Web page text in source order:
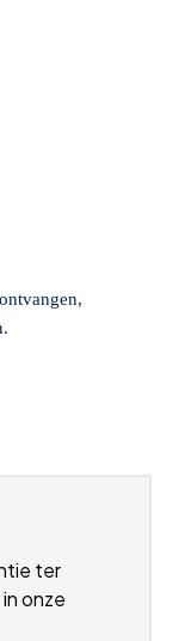
ter
onze